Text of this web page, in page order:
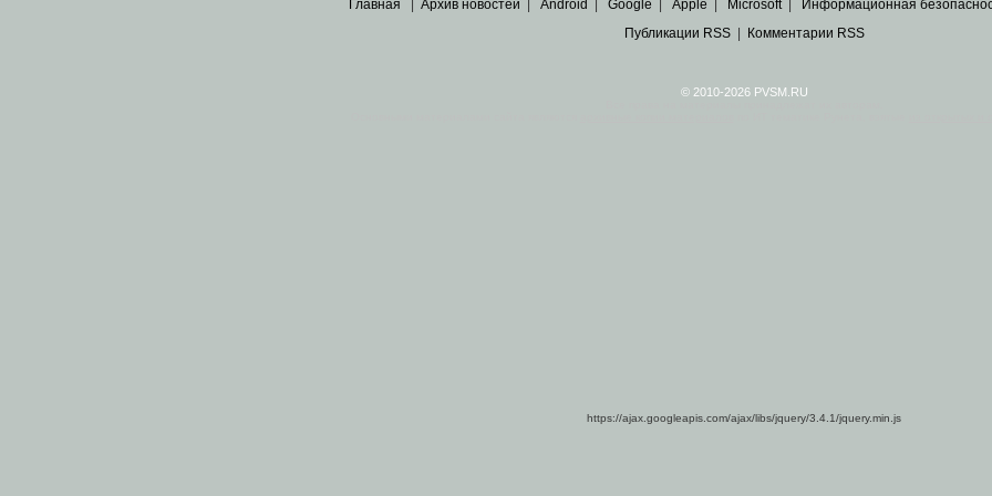
Главная Архив новостей Android Google Apple Microsoft| Информационная
Публикации RSS| Комментарии RSS
© 2010-2026 PVSM.RU
https://ajax.googleapis.com/ajax/libs/jquery/3.4.1/jquery.min.js